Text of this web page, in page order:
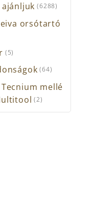
(6288)
orsótartó
(5)
(64)
mellé
(2)